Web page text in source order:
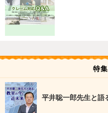
特
平井聡一郎先生と語